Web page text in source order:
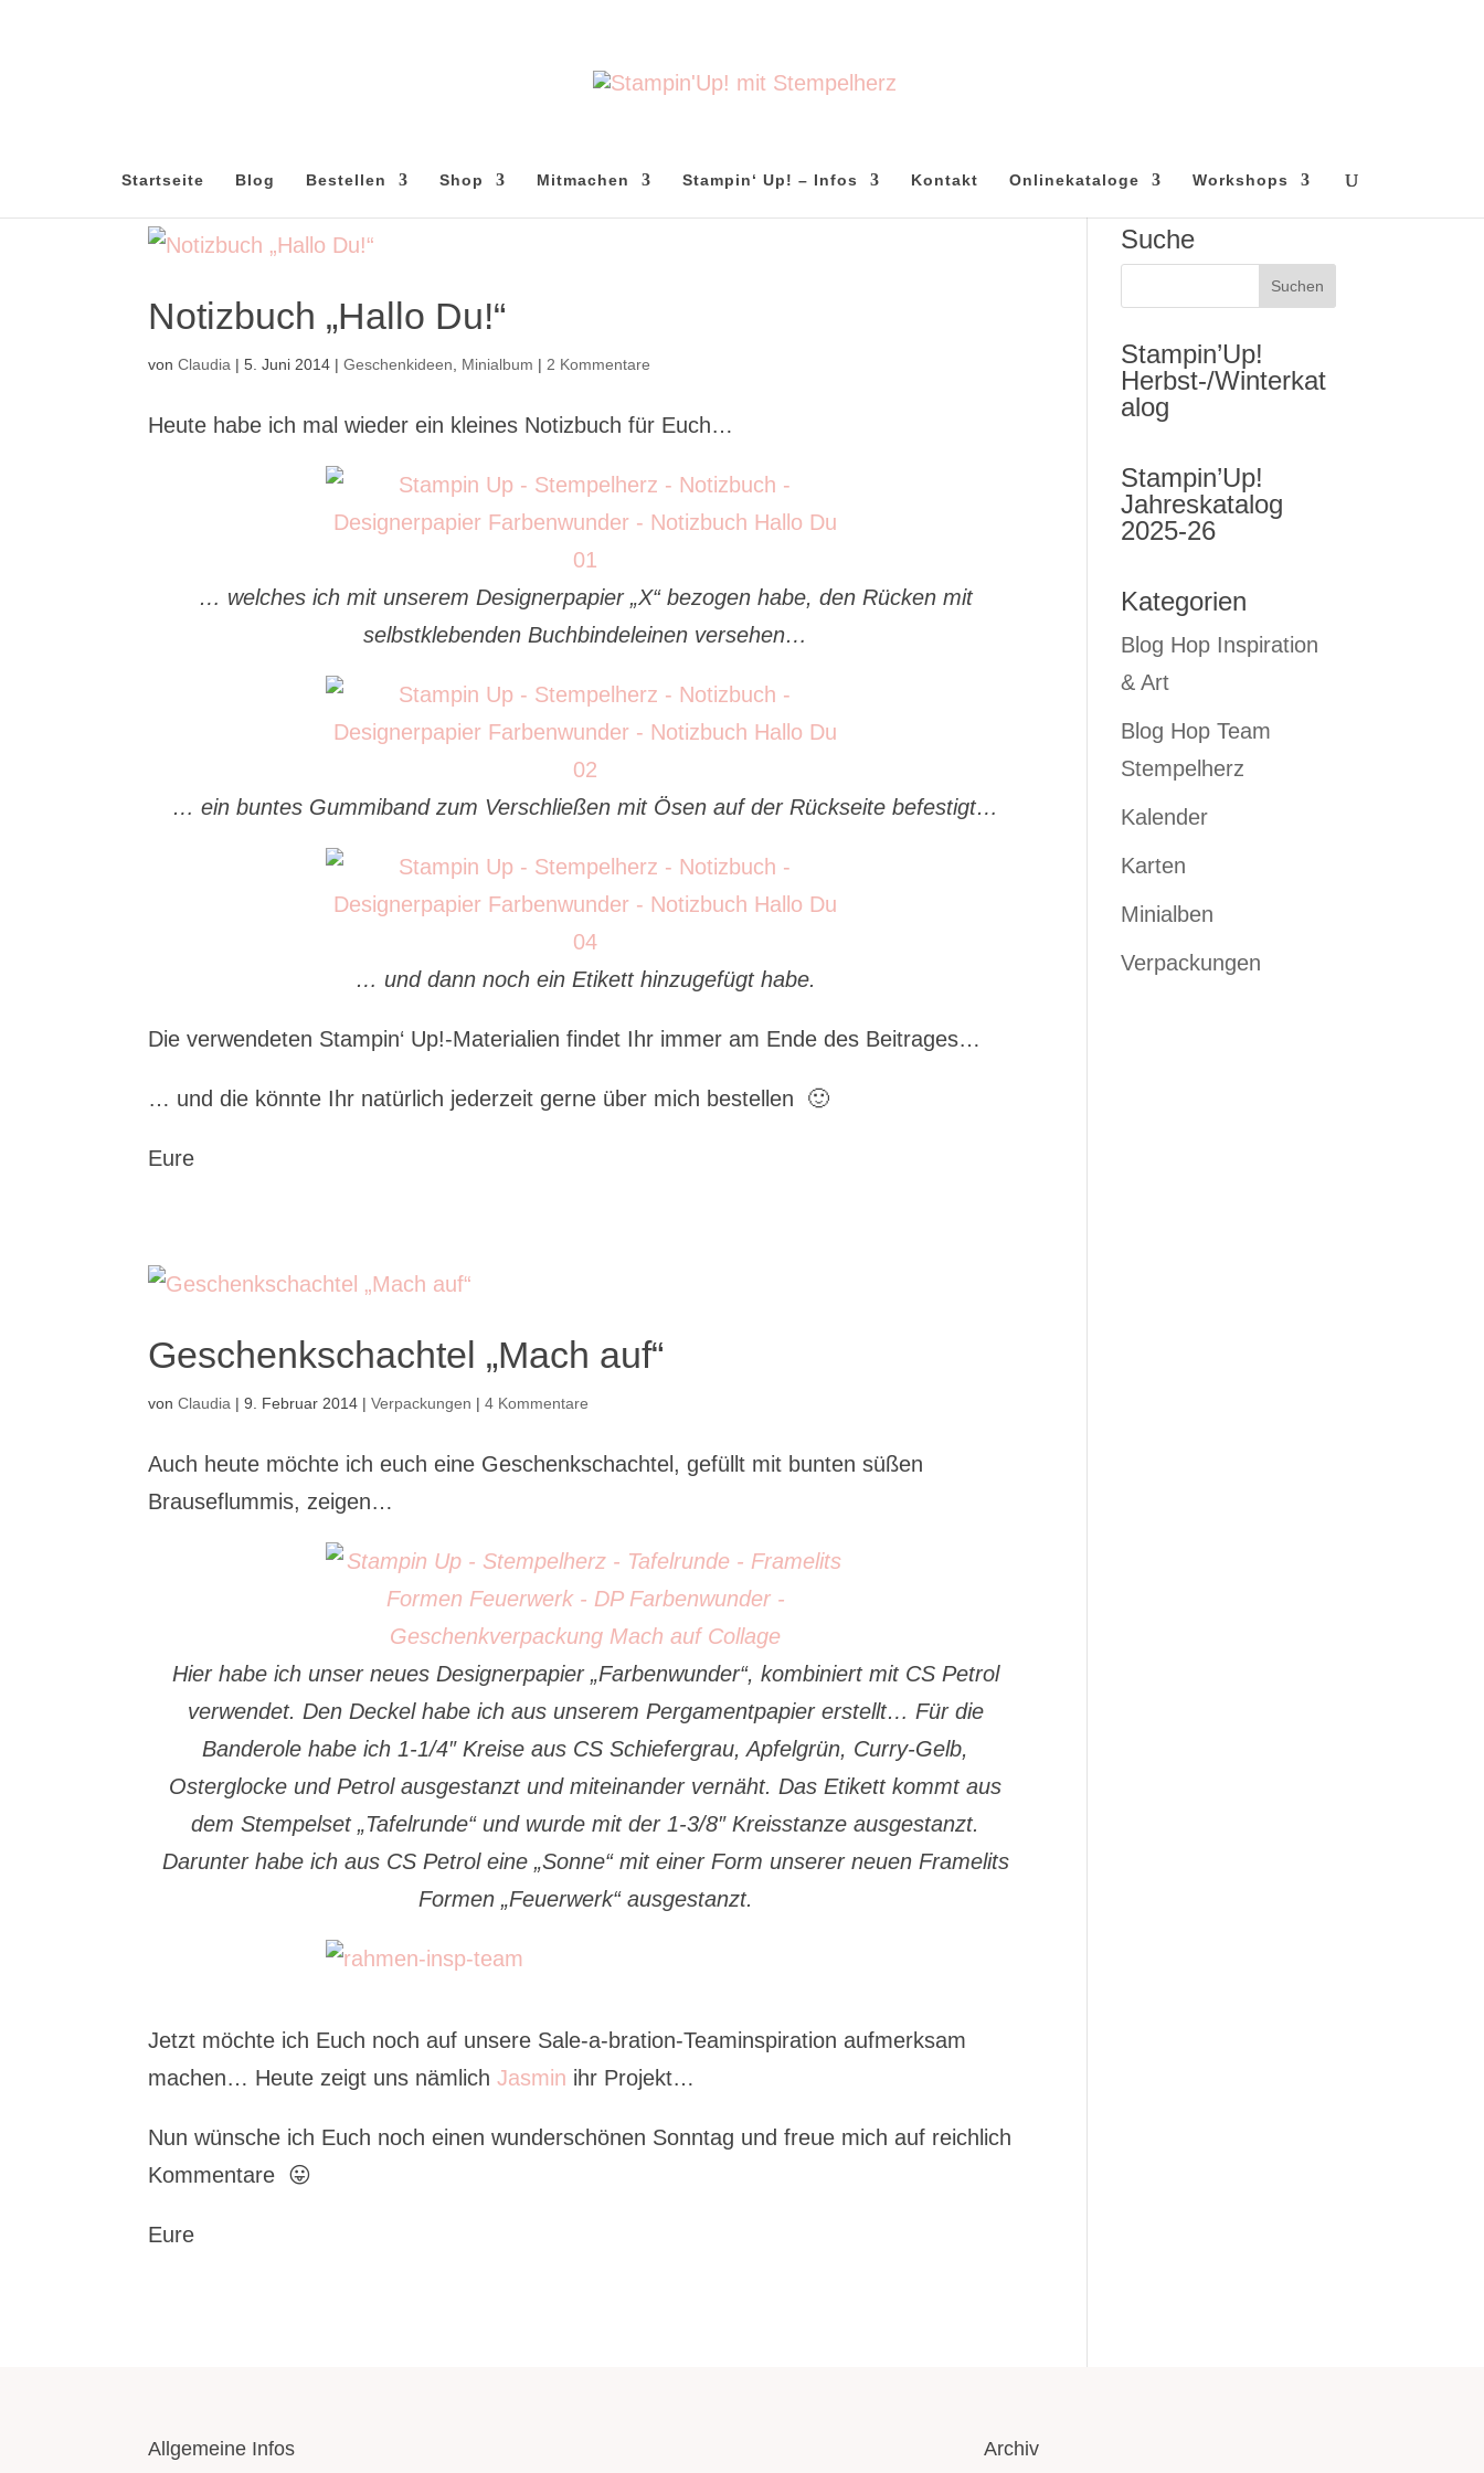
Startseite Blog Bestellen Shop Mitmachen Stampin‘ Up! – Infos Kontakt Onlinekataloge Workshops
Notizbuch „Hallo Du!“
vonClaudia |5. Juni 2014 |Geschenkideen Minialbum | 2 Kommentare
Heute habe ich mal wieder ein kleines Notizbuch für Euch…
… welches ich mit unserem Designerpapier „X“ bezogen habe, den Rücken mit
selbstklebenden Buchbindeleinen versehen…
… ein buntes Gummiband zum Verschließen mit Ösen auf der Rückseite befestigt…
… und dann noch ein Etikett hinzugefügt habe.
Die verwendeten Stampin‘ Up!-Materialien findet Ihr immer am Ende des Beitrages…
… und die könnte Ihr natürlich jederzeit gerne über mich bestellen 🙂
Eure
Geschenkschachtel „Mach auf“
vonClaudia |9. Februar 2014 |Verpackungen |4 Kommentare
Auch heute möchte ich euch eine Geschenkschachtel, gefüllt mit bunten süßen
Brauseflummis, zeigen…
Hier habe ich unser neues Designerpapier „Farbenwunder“, kombiniert mit CS Petrol
verwendet. Den Deckel habe ich aus unserem Pergamentpapier erstellt… Für die
Banderole habe ich 1-1/4″ Kreise aus CS Schiefergrau, Apfelgrün, Curry-Gelb,
Osterglocke und Petrol ausgestanzt und miteinander vernäht. Das Etikett kommt aus
dem Stempelset „Tafelrunde“ und wurde mit der 1-3/8″ Kreisstanzeausgestanzt.
Darunter habe ich aus CS Petrol eine „Sonne“ mit einer Form unserer neuen Framelits
Formen „Feuerwerk“ ausgestanzt.
Jetzt möchte ich Euch noch auf unsere Sale-a-bration-Teaminspiration aufmerksam
machen… Heute zeigt uns nämlichJasmin ihr Projekt…
Nun wünsche ich Euch noch einen wunderschönen Sonntag und freue mich auf reichlich
Kommentare 😛
Eure
Suche
Stampin’Up!
Herbst-/Winterkat
alog
Stampin’Up!
Jahreskatalog
2025-26
Kategorien
Blog Hop Inspiration
& Art
Blog Hop Team
Stempelherz
Kalender
Karten
Minialben
Verpackungen
Allgemeine Infos Archiv